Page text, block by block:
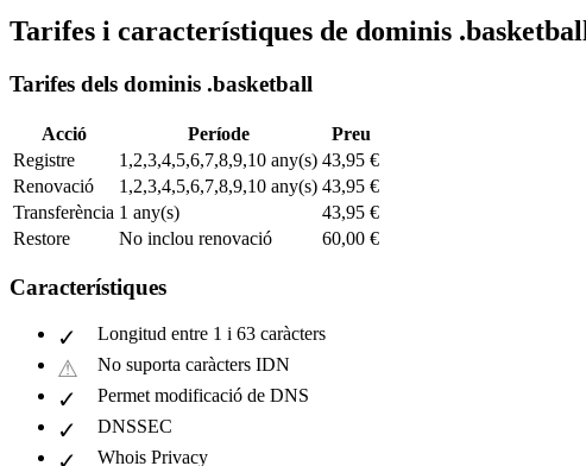
Tarifes i característiques de dominis .basketball
Tarifes dels dominis .basketball
Acció Període
Preu
Registre
1,2,3,4,5,6,7,8,9,10 any(s) 43,95 €
Renovació
1,2,3,4,5,6,7,8,9,10 any(s) 43,95 €
Transferència 1 any(s)
43,95 €
Restore
No inclou renovació 60,00 €
Característiques
Longitud entre 1 i 63 caràcters
No suporta caràcters IDN
Permet modificació de DNS
DNSSEC
Whois Privacy